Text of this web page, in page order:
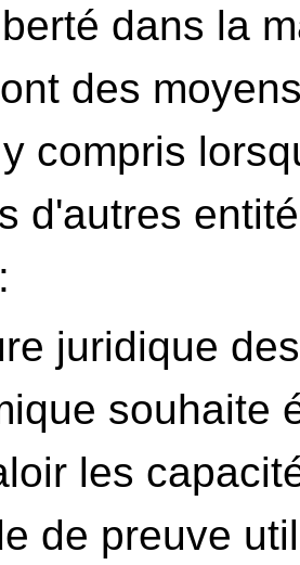
dans la
des
compris
d'autres
juridique
souhaite
les
de preuve